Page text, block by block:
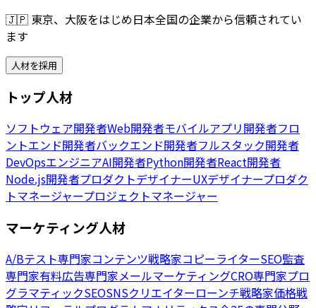
🇯🇵 東京、大阪をはじめ日本全国の企業から信頼されてい
ます
人材を採用
トップ人材
ソフトウェア開発者Web開発者モバイルアプリ開発者フロ
ントエンド開発者バックエンド開発者フルスタック開発者
DevOpsエンジニアAI開発者Python開発者React開発者
Node.js開発者プロダクトデザイナーUXデザイナープロダク
トマネージャープロジェクトマネージャー
マーケティング人材
A/Bテスト専門家コンテンツ戦略家コピーライターSEO監査
専門家有料広告専門家メールマーケティングCRO専門家プロ
グラマティックSEOSNSクリエイターローンチ戦略家価格戦